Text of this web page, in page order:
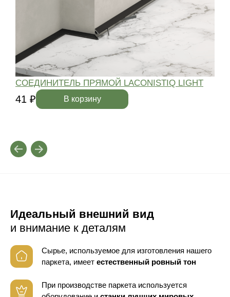
СОЕДИНИТЕЛЬ ПРЯМОЙ LACONISTIQ LIGHT
41 ₽ В корзину
Идеальный внешний вид
и внимание к деталям
Сырье, используемое для изготовления нашего
паркета, имеет естественный ровный тон
При производстве паркета используется